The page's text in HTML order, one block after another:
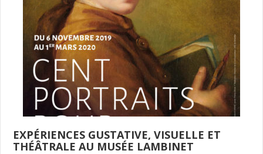
EXPÉRIENCES GUSTATIVE, VISUELLE ET
THÉÂTRALE AU MUSÉE LAMBINET